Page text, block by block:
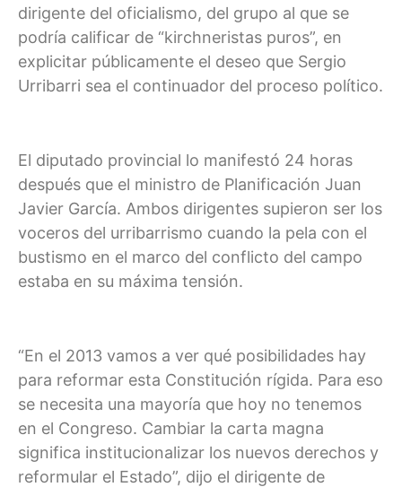
dirigente del oficialismo, del grupo al que se
podría calificar de “kirchneristas puros”, en
explicitar públicamente el deseo que Sergio
Urribarri sea el continuador del proceso político.
El diputado provincial lo manifestó 24 horas
después que el ministro de Planificación Juan
Javier García. Ambos dirigentes supieron ser los
voceros del urribarrismo cuando la pela con el
bustismo en el marco del conflicto del campo
estaba en su máxima tensión.
“En el 2013 vamos a ver qué posibilidades hay
para reformar esta Constitución rígida. Para eso
se necesita una mayoría que hoy no tenemos
en el Congreso. Cambiar la carta magna
significa institucionalizar los nuevos derechos y
reformular el Estado”, dijo el dirigente de